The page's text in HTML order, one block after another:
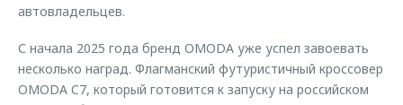
автовладельцев.
С начала 2025 года бренд OMODA уже успел завоевать
несколько наград. Флагманский футуристичный кроссовер
OMODA C7, который готовится к запуску на российском